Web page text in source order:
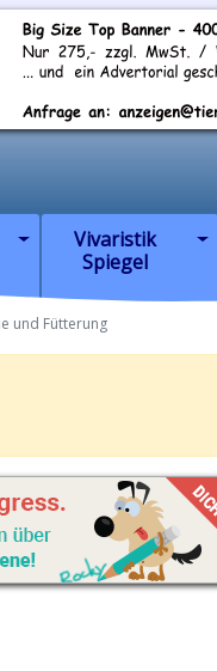
Vivaristik
Spiegel
und Fütterung